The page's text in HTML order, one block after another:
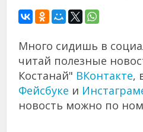
Много сидишь в
читай полезные
Костанай" ВКонтакте,
Фейсбуке и
новость можно по